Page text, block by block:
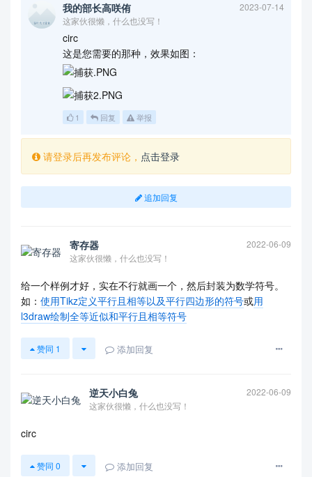
我的部长高咲侑
2023-07-14
这家伙很懒，什么也没写！
circ
这是您需要的那种，效果如图：
1 回复 举报
请登录后再发布评论， 点击登录
追加回复
寄存器
2022-06-09
这家伙很懒，什么也没写！
给一个样例才好，实在不行就画一个，然后封装为数学符号。
如： 使用Tikz定义平行且相等以及平行四边形的符号或用
l3draw绘制全等近似和平行且相等符号
赞同 1 添加回复
逆天小白兔
2022-06-09
这家伙很懒，什么也没写！
circ
赞同 0 添加回复